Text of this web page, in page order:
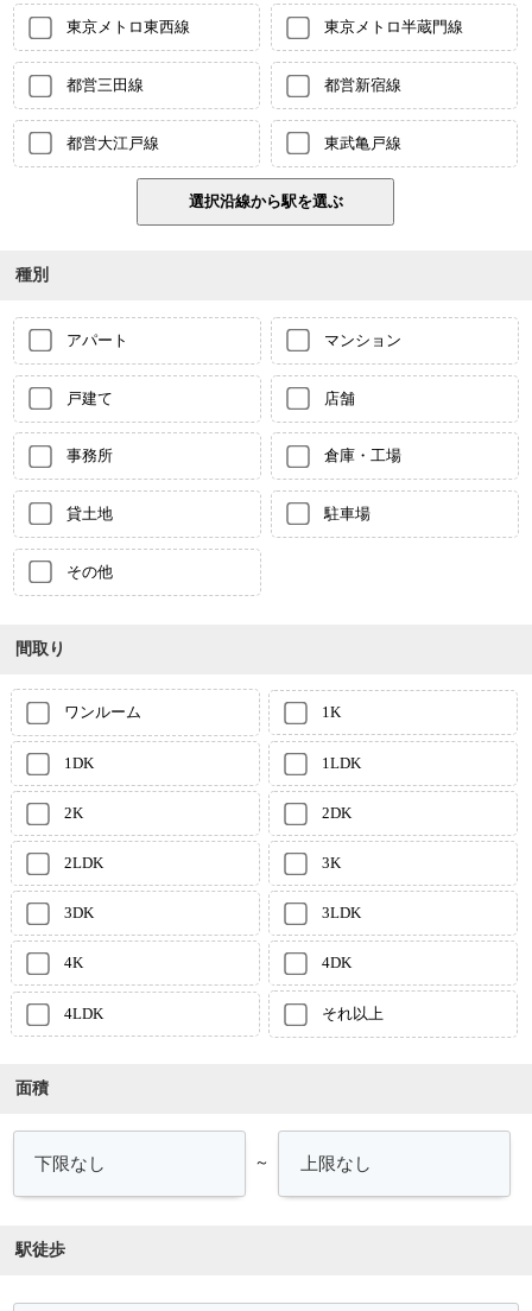
東京メトロ東西線 東京メトロ半蔵門線
都営三田線 都営新宿線
都営大江戸線 東武亀戸線
種別
アパート マンション
戸建て 店舗
事務所 倉庫・工場
貸土地 駐車場
その他
間取り
ワンルーム 1K
1DK 1LDK
2K 2DK
2LDK 3K
3DK 3LDK
4K 4DK
4LDK それ以上
面積
～
駅徒歩